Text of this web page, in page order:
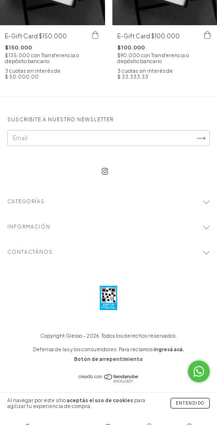
Al navegar por este sitioaceptás el uso de cookies para
agilizar tu experiencia de compra.
ENTENDIDO
E-Gift Card $150.000
$150.000
$135.000 con Transferencia o
depósito bancario
3 cuotas sin interés de
$ 50.000,00
E-Gift Card $100.000
$100.000
$90.000 con Transferencia o
depósito bancario
3 cuotas sin interés de
$ 33.333,33
SUSCRIBITE A NUESTRO NEWSLETTER
CATEGORÍAS
INFORMACIÓN
CONTACTÁNOS
Copyright Giesso - 2026. Todos los derechos reservados.
Defensa de las y los consumidores. Para reclamosingresá acá.
Botón de arrepentimiento